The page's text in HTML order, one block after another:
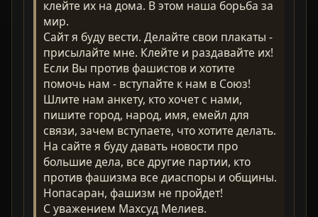
клейте их на дома. В этом наша борьба за
мир.
Сайт я буду вести. Делайте свои плакаты -
присылайте мне. Клейте и раздавайте их!
Если Вы против фашистов и хотите
помочь нам - вступайте к нам в Союз!
Шлите нам анкету, кто хочет с нами,
пишите город, народ, имя, емейл для
связи, зачем вступаете, что хотите делать.
На сайте я буду давать новости про
большие дела, все другие партии, кто
против фашизма все диаспоры и общины.
Нопасаран, фашизм не пройдет!
С уважением Махсуд Мелиев.